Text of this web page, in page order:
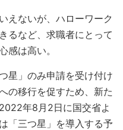
えないが、ハローワーク
るなど、求職者にとって
感は高い。
星」のみ申請を受け付け
の移行を促すため、新た
年8月2日に国交省よ
「三つ星」を導入する予